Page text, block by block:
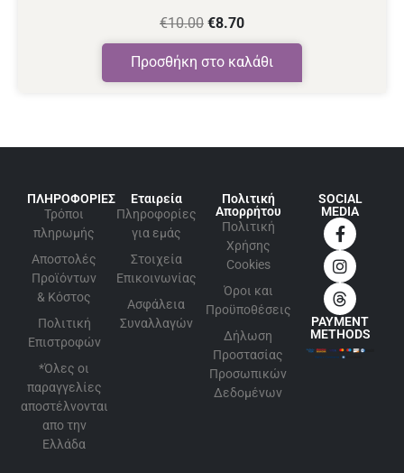
€10.00 €8.70
Προσθήκη στο καλάθι
από
5
ΠΛΗΡΟΦΟΡΙΕΣ
Τρόποι
πληρωμής
Αποστολές
Προϊόντων
& Κόστος
Πολιτική
Επιστροφών
*Όλες οι
παραγγελίες
αποστέλνονται
απο την
Ελλάδα
Εταιρεία
Πληροφορίες
για εμάς
Στοιχεία
Επικοινωνίας
Ασφάλεια
Συναλλαγών
Πολιτική
Απορρήτου
Πολιτική
Xρήσης
Cookies
Όροι και
Προϋποθέσεις
Δήλωση
Προστασίας
Προσωπικών
Δεδομένων
SOCIAL
MEDIA
PAYMENT
METHODS